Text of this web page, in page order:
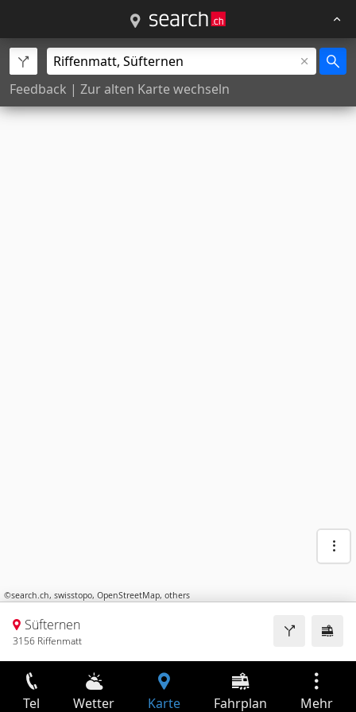
Feedback | Zur alten Karte wechseln
©search.ch, swisstopo, OpenStreetMap, others
Süfternen
3156 Riffenmatt
Tel Wetter Karte Fahrplan Mehr